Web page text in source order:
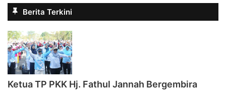
Berita Terkini
‎Ketua TP PKK Hj. Fathul Jannah Bergembira